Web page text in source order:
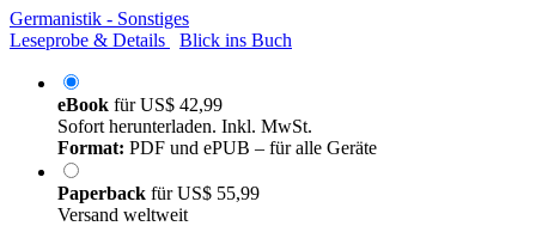
Germanistik - Sonstiges
Leseprobe & Details
Blick ins Buch
eBook fürUS$ 42,99
Sofort herunterladen. Inkl. MwSt.
Format: PDF und ePUB – für alle Geräte
Paperback fürUS$ 55,99
Versand weltweit